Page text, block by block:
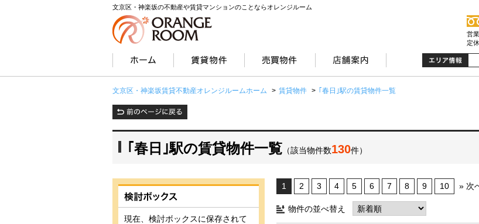
文京区・神楽坂の不動産や賃貸マンションのことならオレンジルーム
営
定
文京区・神楽坂賃貸不動産オレンジルームホーム > 賃貸物件 > ｢春日｣駅の賃貸物件一覧
｢春日｣駅の賃貸物件一覧 （該当物件数130件）
1 2 3 4 5 6 7 8 9 10 » 次
物件の並べ替え
現在、検討ボックスに保存されて